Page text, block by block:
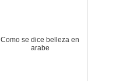
Como se dice belleza en
arabe